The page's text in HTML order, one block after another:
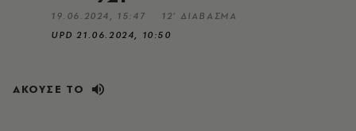
19.06.2024, 15:47
12’ ΔΙΑΒΑΣΜΑ
UPD21.06.2024, 10:50
ΑΚΟΥΣΕ ΤΟ